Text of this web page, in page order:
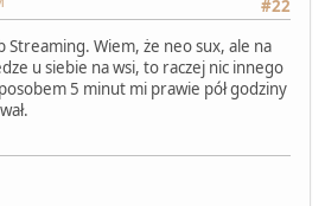
#22
Wiem, że neo sux, ale na
u siebie na wsi, to raczej nic innego
5 minut mi prawie pół godziny